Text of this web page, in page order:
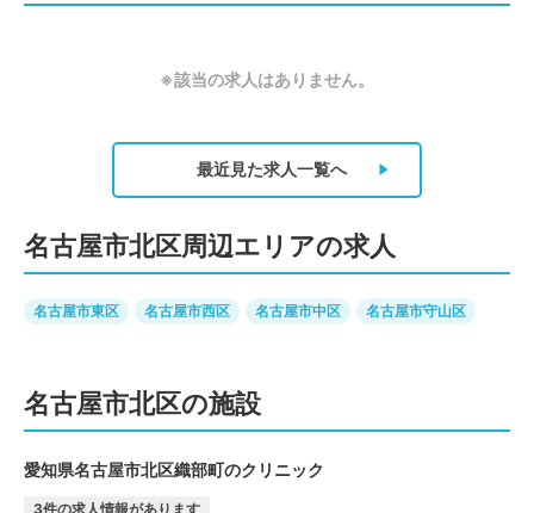
※該当の求人はありません。
最近見た求人一覧へ
名古屋市北区周辺エリアの求人
名古屋市東区 名古屋市西区 名古屋市中区 名古屋市守山区
名古屋市北区の施設
愛知県名古屋市北区織部町のクリニック
3件の求人情報があります